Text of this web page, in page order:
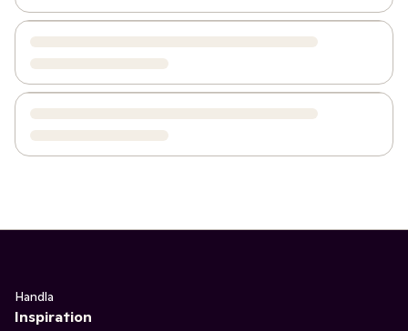
Handla
Inspiration